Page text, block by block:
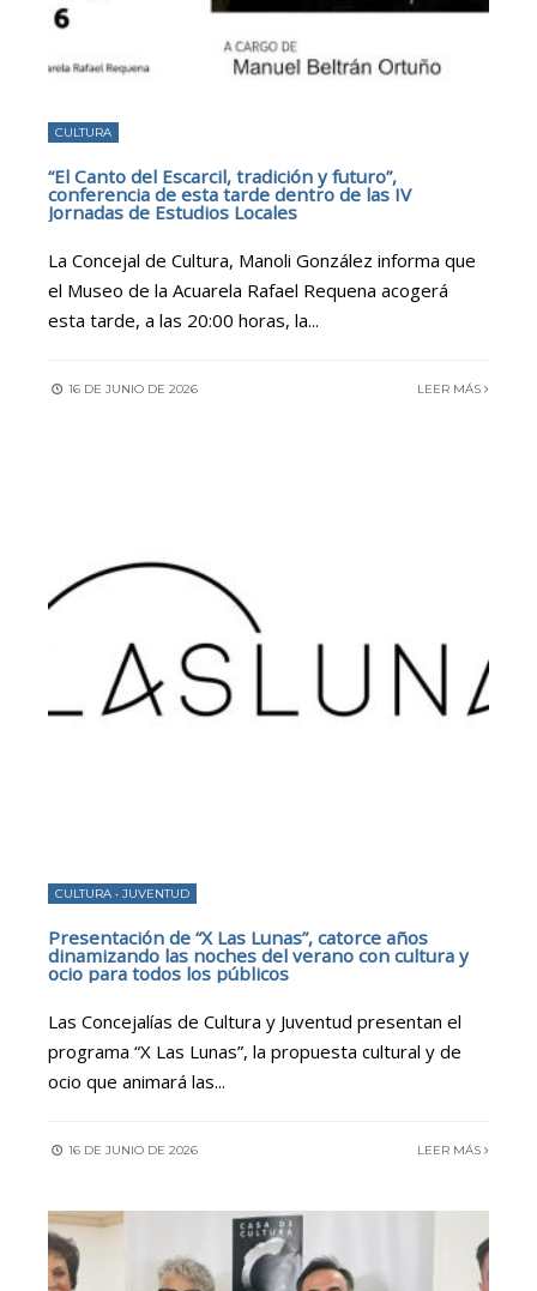
CULTURA
“El Canto del Escarcil, tradición y futuro”,
conferencia de esta tarde dentro de las IV
Jornadas de Estudios Locales
La Concejal de Cultura, Manoli González informa que
el Museo de la Acuarela Rafael Requena acogerá
esta tarde, a las 20:00 horas, la...
16 DE JUNIO DE 2026 LEER MÁS
CULTURA • JUVENTUD
Presentación de “X Las Lunas”, catorce años
dinamizando las noches del verano con cultura y
ocio para todos los públicos
Las Concejalías de Cultura y Juventud presentan el
programa “X Las Lunas”, la propuesta cultural y de
ocio que animará las...
16 DE JUNIO DE 2026 LEER MÁS